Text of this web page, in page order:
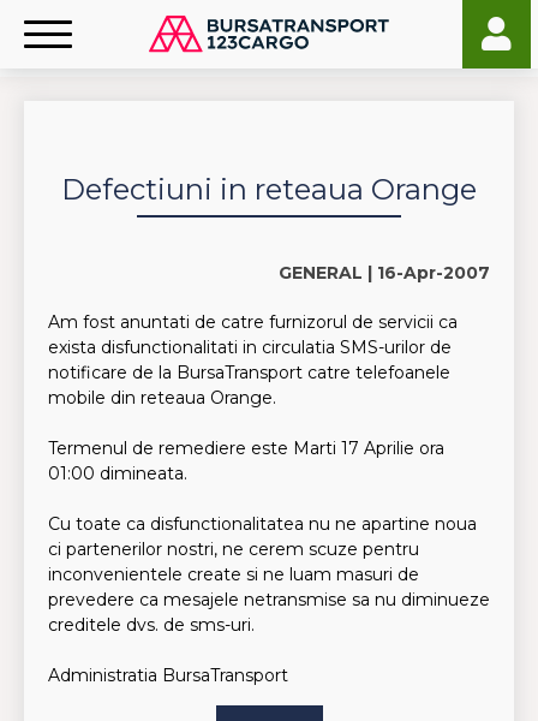
Defectiuni in reteaua Orange
GENERAL | 16-Apr-2007
Am fost anuntati de catre furnizorul de servicii ca
exista disfunctionalitati in circulatia SMS-urilor de
notificare de la BursaTransport catre telefoanele
mobile din reteaua Orange.
Termenul de remediere este Marti 17 Aprilie ora
01:00 dimineata.
Cu toate ca disfunctionalitatea nu ne apartine noua
ci partenerilor nostri, ne cerem scuze pentru
inconvenientele create si ne luam masuri de
prevedere ca mesajele netransmise sa nu diminueze
creditele dvs. de sms-uri.
Administratia BursaTransport